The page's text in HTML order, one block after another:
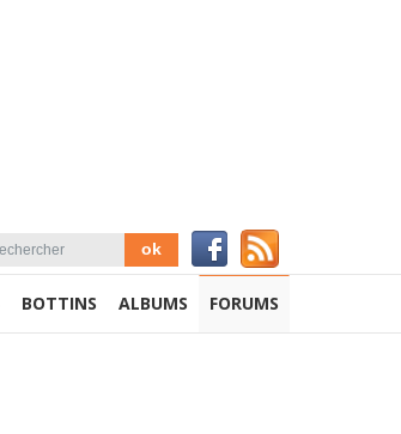
BOTTINS ALBUMS FORUMS